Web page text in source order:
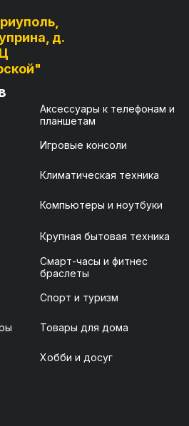
д.
Аксессуары к телефонам и
планшетам
Игровые консоли
Климатическая техника
Компьютеры и ноутбуки
Крупная бытовая техника
Смарт-часы и фитнес
браслеты
Спорт и туризм
Товары для дома
Хобби и досуг